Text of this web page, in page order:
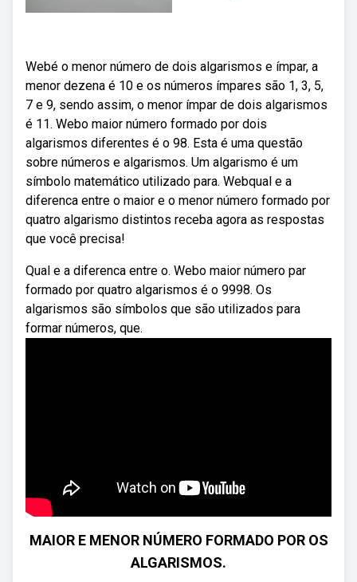
Webé o menor número de dois algarismos e ímpar, a
menor dezena é 10 e os números ímpares são 1, 3, 5,
7 e 9, sendo assim, o menor ímpar de dois algarismos
é 11. Webo maior número formado por dois
algarismos diferentes é o 98. Esta é uma questão
sobre números e algarismos. Um algarismo é um
símbolo matemático utilizado para. Webqual e a
diferenca entre o maior e o menor número formado por
quatro algarismo distintos receba agora as respostas
que você precisa!
Qual e a diferenca entre o. Webo maior número par
formado por quatro algarismos é o 9998. Os
algarismos são símbolos que são utilizados para
formar números, que.
MAIOR E MENOR NÚMERO FORMADO POR OS
ALGARISMOS.